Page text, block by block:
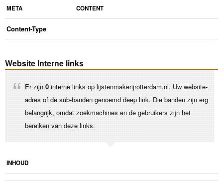
META CONTENT
Content-Type
Website Interne links
Er zijn 0 interne links op lijstenmakerijrotterdam.nl. Uw website-
adres of de sub-banden genoemd deep link. Die banden zijn erg
belangrijk, omdat zoekmachines en de gebruikers zijn het
bereiken van deze links.
INHOUD